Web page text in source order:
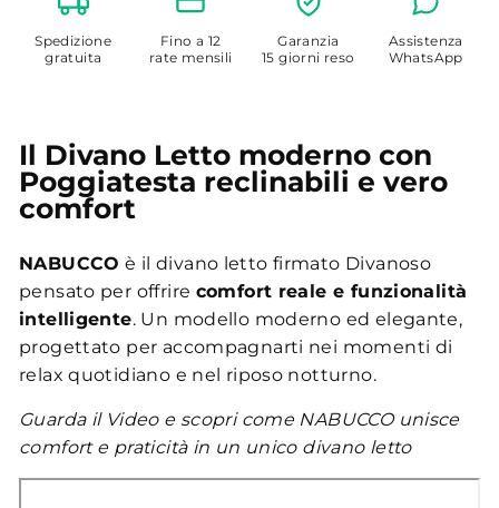
Spedizione
gratuita
Fino a 12
rate mensili
Garanzia
15 giorni reso
Assistenza
WhatsApp
Il Divano Letto moderno con
Poggiatesta reclinabili e vero
comfort
NABUCCO è il divano letto firmato Divanoso
pensato per offrire comfort reale e funzionalità
intelligente. Un modello moderno ed elegante,
progettato per accompagnarti nei momenti di
relax quotidiano e nel riposo notturno.
Guarda il Video e scopri come NABUCCO unisce
comfort e praticità in un unico divano letto